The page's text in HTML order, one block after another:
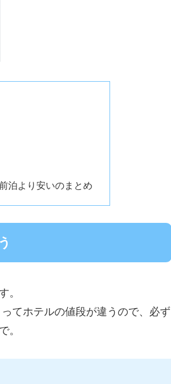
泊より安いのまとめ
。
てホテルの値段が違うので、必ず
。